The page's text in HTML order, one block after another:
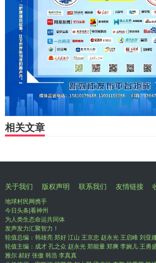
相关文章
关于我们 版权声明 联系我们 友情链接
地球村民网携手
今日头条|看神州
为人类生态命运共同体
发声发力汇聚智力！
轮值总编：韩雄亮 郑好 江山 王京忠 赵永光 王启峰 刘亚
轮值主编：成才 孔之众 赵永光 郑能量 郑爽 李婉儿 王勇
雅尔 郝好 张傲 韩浩 李真真